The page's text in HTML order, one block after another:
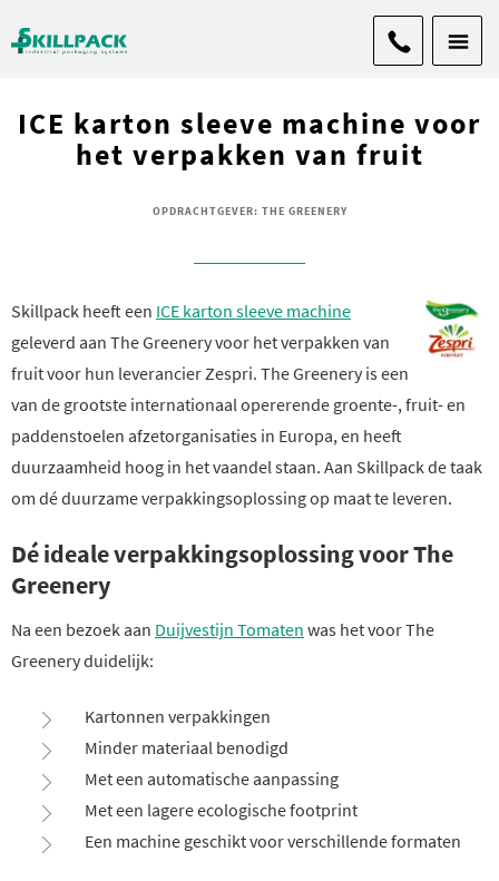
ICE karton sleeve machine voor
het verpakken van fruit
OPDRACHTGEVER: THE GREENERY
Skillpack heeft een ICE karton sleeve machine
geleverd aan The Greenery voor het verpakken van
fruit voor hun leverancier Zespri. The Greenery is een
van de grootste internationaal opererende groente-, fruit- en
paddenstoelen afzetorganisaties in Europa, en heeft
duurzaamheid hoog in het vaandel staan. Aan Skillpack de taak
om dé duurzame verpakkingsoplossing op maat te leveren.
Dé ideale verpakkingsoplossing voor The
Greenery
Na een bezoek aan Duijvestijn Tomaten was het voor The
Greenery duidelijk:
Kartonnen verpakkingen
Minder materiaal benodigd
Met een automatische aanpassing
Met een lagere ecologische footprint
Een machine geschikt voor verschillende formaten